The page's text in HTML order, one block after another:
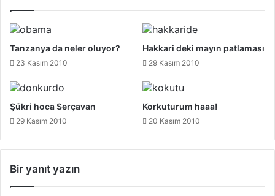
Tanzanya da neler oluyor?
23 Kasım 2010
Hakkari deki mayın patlaması
29 Kasım 2010
Şükri hoca Serçavan
29 Kasım 2010
Korkuturum haaa!
20 Kasım 2010
Bir yanıt yazın